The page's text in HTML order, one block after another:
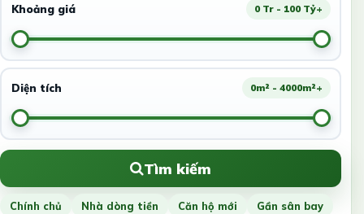
Khoảng giá 0 Tr - 100 Tỷ+
Diện tích 0m² - 4000m²+
Tìm kiếm
Chính chủ Nhà dòng tiền Căn hộ mới
Gần sân bay